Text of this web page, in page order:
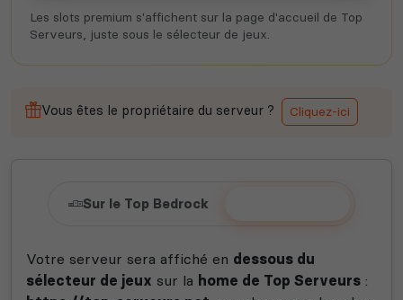
Les slots premium s'affichent sur la page d'accueil de Top
Serveurs, juste sous le sélecteur de jeux.
Vous êtes le propriétaire du serveur ? Cliquez-ici
Sur le Top Bedrock
Votre serveur sera affiché en dessous du
sélecteur de jeux sur la home de Top Serveurs :